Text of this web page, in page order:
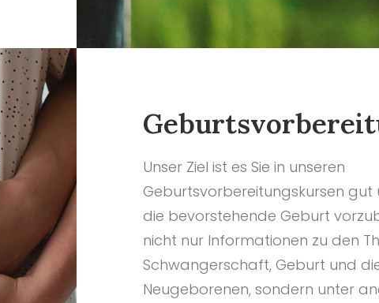
Unser Ziel ist es Sie in unseren
Geburtsvorbereitungskursen
die bevorstehende Geburt
nicht nur Informationen zu den
Schwangerschaft, Geburt und
Neugeborenen, sondern unter